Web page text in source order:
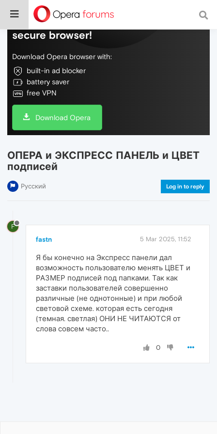
Do more on the web, with a fast and
secure browser!
Download Opera browser with:
built-in ad blocker
battery saver
free VPN
Download Opera
ОПЕРА и ЭКСПРЕСС ПАНЕЛЬ и ЦВЕТ
подписей
Русский Log in to reply
F
fastn 5 Mar 2025, 11:52
Я бы конечно на Экспресс панели дал
возможность пользователю менять ЦВЕТ и
РАЗМЕР подписей под папками. Так как
заставки пользователей совершенно
различные (не однотонные) и при любой
световой схеме. которая есть сегодня
(темная. светлая) ОНИ НЕ ЧИТАЮТСЯ от
слова совсем часто..
0